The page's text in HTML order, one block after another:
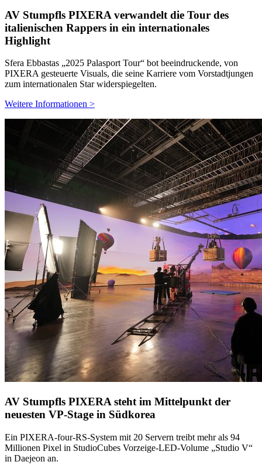
AV Stumpfls PIXERA verwandelt die Tour des
italienischen Rappers in ein internationales
Highlight
Sfera Ebbastas „2025 Palasport Tour“ bot beeindruckende, von
PIXERA gesteuerte Visuals, die seine Karriere vom Vorstadtjungen
zum internationalen Star widerspiegelten.
Weitere Informationen >
AV Stumpfls PIXERA steht im Mittelpunkt der
neuesten VP-Stage in Südkorea
Ein PIXERA-four-RS-System mit 20 Servern treibt mehr als 94
Millionen Pixel in StudioCubes Vorzeige-LED-Volume „Studio V“
in Daejeon an.